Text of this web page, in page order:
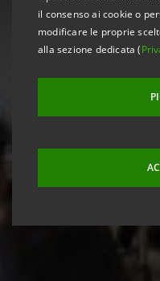
il consenso ai cookie o
modificare le proprie
alla sezione dedicata (